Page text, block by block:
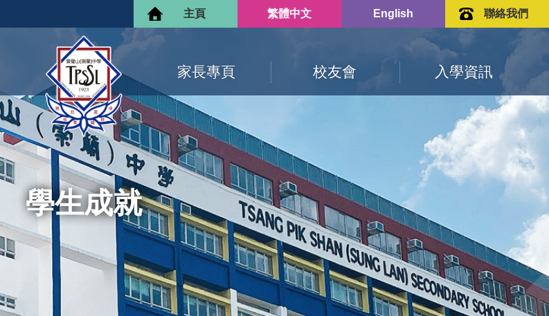
聯絡我們
English
繁體中文
主頁
家長專頁 校友會 入學資訊
學生成就